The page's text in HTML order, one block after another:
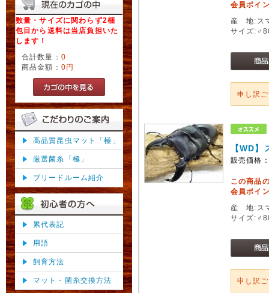
数量・サイズに関わらず2梱
包目から送料は当店負担いた
します！
合計数量： 0
商品金額： 0円
高品質昆虫マット「極」
厳選菌糸「極」
ブリードルーム紹介
累代表記
用語
飼育方法
マット・菌糸交換方法
会員ポイ
産 地:ス
サイズ
申し訳
【WD
販売価格
この商品
会員ポイ
産 地:ス
サイズ
申し訳